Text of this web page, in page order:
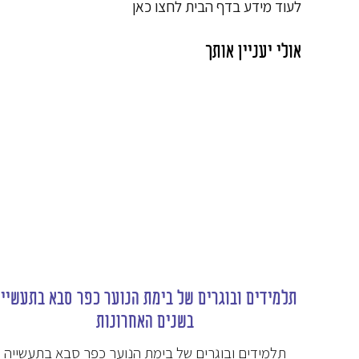
לעוד מידע בדף הבית לחצו כאן
אולי יעניין אותך
תלמידים ובוגרים של בימת הנוער כפר סבא
בשנים האחרונות
תלמידים ובוגרים של בימת הנוער כפר סבא בתעשייה